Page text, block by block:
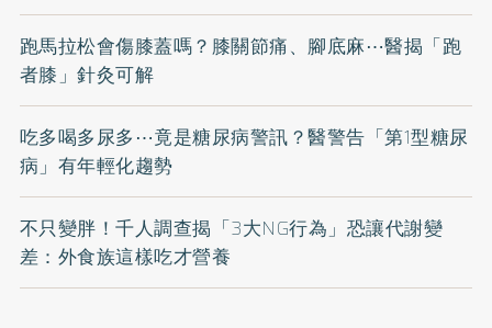
跑馬拉松會傷膝蓋嗎？膝關節痛、腳底麻⋯醫揭「跑
者膝」針灸可解
吃多喝多尿多⋯竟是糖尿病警訊？醫警告「第1型糖尿
病」有年輕化趨勢
不只變胖！千人調查揭「3大NG行為」恐讓代謝變
差：外食族這樣吃才營養